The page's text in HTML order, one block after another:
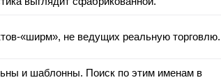
«ширм», не ведущих реальную торговлю.
и шаблонны. Поиск по этим именам в